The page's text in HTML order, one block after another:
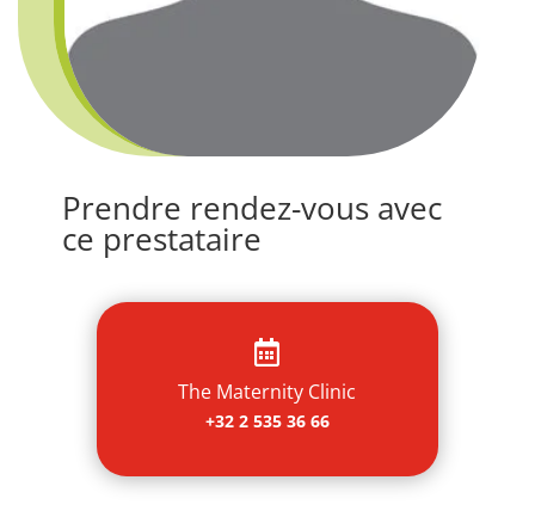
Prendre rendez-vous avec
ce prestataire

The Maternity Clinic
+32 2 535 36 66